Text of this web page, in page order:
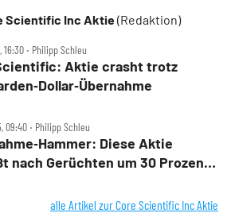
Scientific Inc Aktie(Redaktion)
16:30 ‧ Philipp Schleu
Aktie crasht trotz
09:40 ‧ Philipp Schleu
Diese Aktie
nach Gerüchten um 30 Prozent
alle Artikel zur Core Scientific Inc Aktie